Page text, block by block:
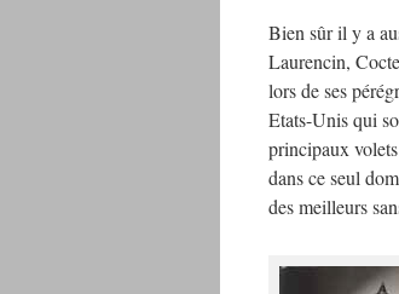
Bien sûr il y a
Laurencin,
lors de ses
Etats-Unis qui
principaux
dans ce seul
des meilleurs